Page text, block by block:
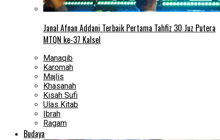
Janal Afnan Addani Terbaik Pertama Tahfiz 30 Juz Putera
MTQN ke-37 Kalsel
Manaqib
Karomah
Majlis
Khasanah
Kisah Sufi
Ulas Kitab
Ibrah
Ragam
Budaya